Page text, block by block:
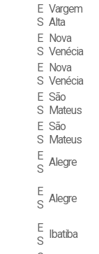
E
S
Vargem
Alta
E
S
Nova
Venécia
E
S
Nova
Venécia
E
S
São
Mateus
E
S
São
Mateus
E
S
Alegre
E
S Alegre
E
S
Ibatiba